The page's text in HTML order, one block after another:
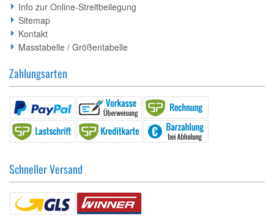
Info zur Online-Streitbeilegung
Sitemap
Kontakt
Masstabelle / Größentabelle
Zahlungsarten
Schneller Versand